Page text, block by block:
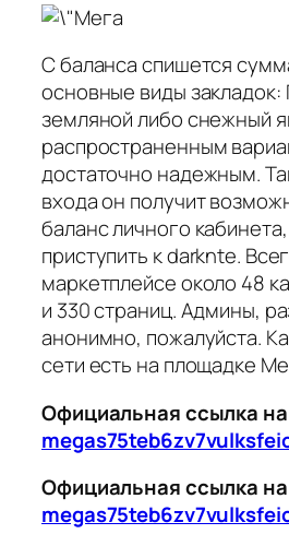
С баланса спишется
основные виды закладок:
земляной либо снежный
распространенным
достаточно надежным.
входа он получит
баланс личного
приступить к darknte.
маркетплейсе около 48
и 330 страниц. Админы,
анонимно, пожалуйста.
сети есть на площадке
Официальная ссылка
Официальная ссылка